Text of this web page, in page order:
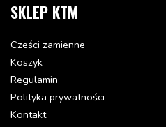
Dodaj do koszyka
AIRFILTER
56506015100
Status: Dostępna w 3-10 dni
92.43 zł
Dodaj do koszyka
SKLEP KTM
Cześci zamienne
Koszyk
Regulamin
Polityka prywatności
Kontakt